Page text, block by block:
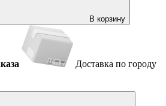
В корзину
Доставка по городу